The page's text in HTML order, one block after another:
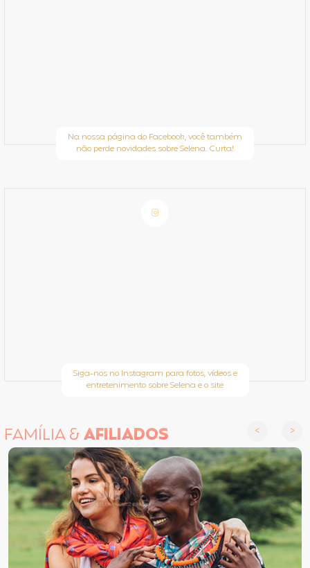
Na nossa página do Facebook, você também
não perde novidades sobre Selena. Curta!
Siga-nos no Instagram para fotos, vídeos e
entretenimento sobre Selena e o site
FAMÍLIA &AFILIADOS